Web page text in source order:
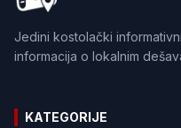
Jedini kostolački
informacija o lokalnim
KATEGORIJE